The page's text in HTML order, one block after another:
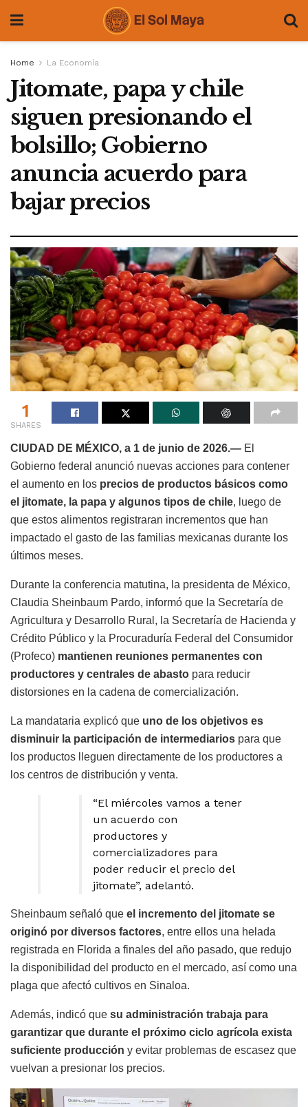
Home La Economía
Jitomate, papa y chile
siguen presionando el
bolsillo; Gobierno
anuncia acuerdo para
bajar precios
1
SHARES
CIUDAD DE MÉXICO, a 1 de junio de 2026.— El
Gobierno federal anunció nuevas acciones para contener
el aumento en los precios de productos básicos como
el jitomate, la papa y algunos tipos de chile, luego de
que estos alimentos registraran incrementos que han
impactado el gasto de las familias mexicanas durante los
últimos meses.
Durante la conferencia matutina, la presidenta de México,
Claudia Sheinbaum Pardo, informó que la Secretaría de
Agricultura y Desarrollo Rural, la Secretaría de Hacienda y
Crédito Público y la Procuraduría Federal del Consumidor
(Profeco) mantienen reuniones permanentes con
productores y centrales de abasto para reducir
distorsiones en la cadena de comercialización.
La mandataria explicó que uno de los objetivos es
disminuir la participación de intermediarios para que
los productos lleguen directamente de los productores a
los centros de distribución y venta.
“El miércoles vamos a tener
un acuerdo con
productores y
comercializadores para
poder reducir el precio del
jitomate”, adelantó.
Sheinbaum señaló que el incremento del jitomate se
originó por diversos factores, entre ellos una helada
registrada en Florida a finales del año pasado, que redujo
la disponibilidad del producto en el mercado, así como una
plaga que afectó cultivos en Sinaloa.
Además, indicó que su administración trabaja para
garantizar que durante el próximo ciclo agrícola exista
suficiente producción y evitar problemas de escasez que
vuelvan a presionar los precios.